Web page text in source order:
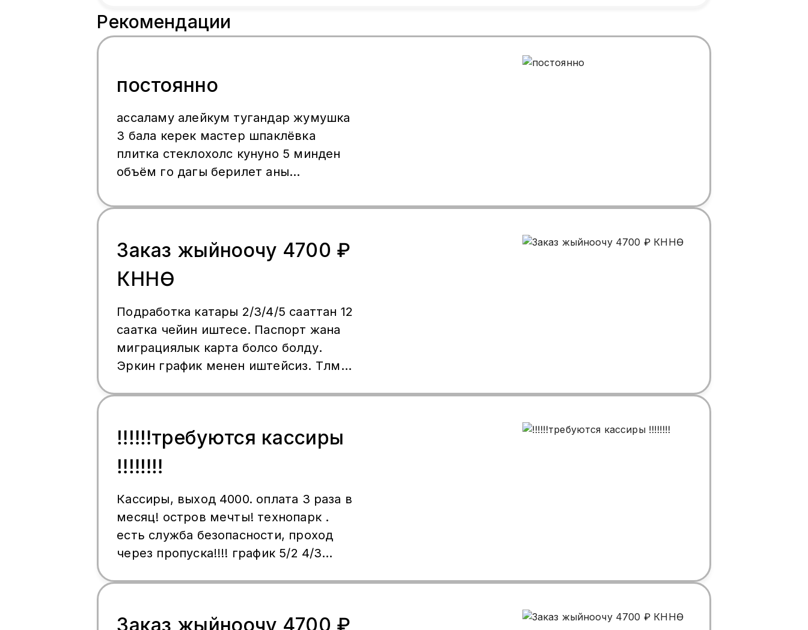
Рекомендации
постоянно
ассаламу алейкум тугандар жумушка
3 бала керек мастер шпаклёвка
плитка стеклохолс кунуно 5 минден
объём го дагы берилет аны
бир анан кайта 1 думала бир
Заказ жыйноочу 4700 ₽
КҮНҮНӨ
Подработка катары 2/3/4/5 сааттан 12
саатка чейин иштесе. Паспорт жана
миграциялык карта болсо болду.
Эркин график менен иштейсиз. Төлөм
тандай аласыз. Ватсапка жазгыла.
‼️‼️‼️требуются кассиры
‼️‼️‼️‼️
Кассиры, выход 4000. оплата 3 раза в
месяц! остров мечты! технопарк .
есть служба безопасности, проход
через пропуска!!!! график 5/2 4/3
Заказ жыйноочу 4700 ₽